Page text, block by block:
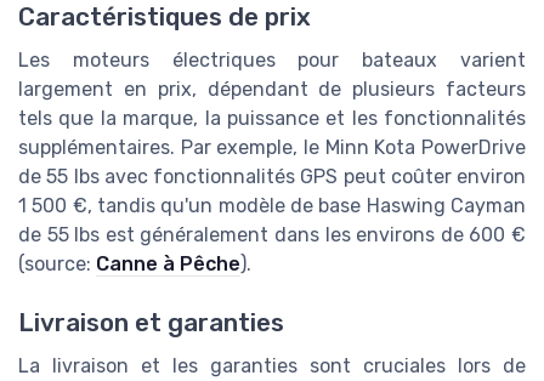
Caractéristiques de prix
Les moteurs électriques pour bateaux varient
largement en prix, dépendant de plusieurs facteurs
tels que la marque, la puissance et les fonctionnalités
supplémentaires. Par exemple, le Minn Kota PowerDrive
de 55 lbs avec fonctionnalités GPS peut coûter environ
1 500 €, tandis qu'un modèle de base Haswing Cayman
de 55 lbs est généralement dans les environs de 600 €
(source: Canne à Pêche).
Livraison et garanties
La livraison et les garanties sont cruciales lors de